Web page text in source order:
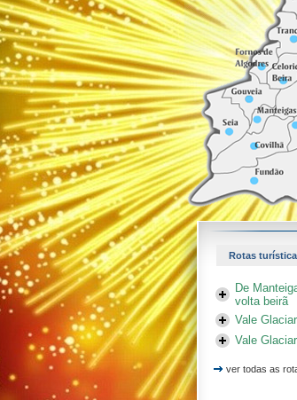
Rotas
De
volta beirã
Vale
Vale
ver todas as